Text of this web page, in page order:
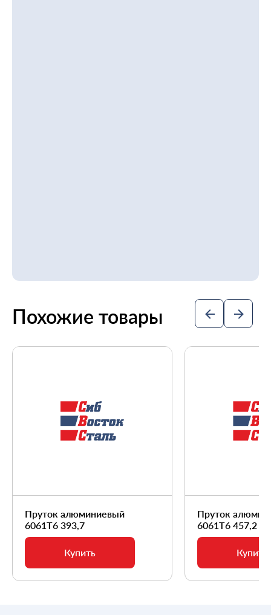
Похожие товары
Пруток алюминиевый
6061Т6 393,7
Купить
Пруток
6061Т6 457,2
Купить